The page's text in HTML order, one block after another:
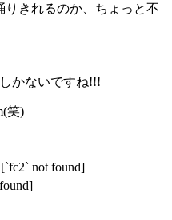
きれるのか、ちょっと不
かないですね!!!
笑)
[`fc2` not found]